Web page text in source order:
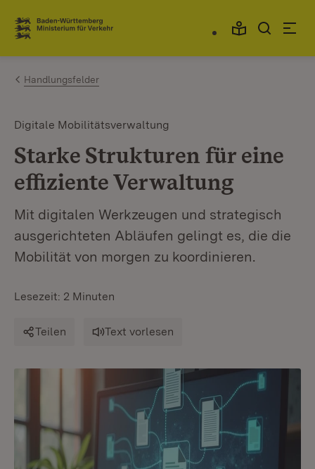
Zum Inhalt springen
Link zur Startseite
Handlungsfelder
Digitale Mobilitätsverwaltung
Starke Strukturen für eine
effiziente Verwaltung
Mit digitalen Werkzeugen und strategisch
ausgerichteten Abläufen gelingt es, die die
Mobilität von morgen zu koordinieren.
Lesezeit: 2 Minuten
Teilen Text vorlesen